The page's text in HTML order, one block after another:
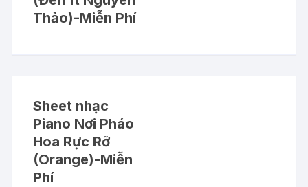
Thảo)-Miễn Phí
Sheet nhạc
Piano Nơi Pháo
Hoa Rực Rỡ
(Orange)-Miễn
Phí